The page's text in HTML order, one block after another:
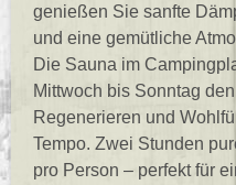
genießen Sie sanfte
und eine gemütliche
Die Sauna im
Mittwoch bis Sonntag
Regenerieren und
Tempo. Zwei Stunden
pro Person – perfekt für